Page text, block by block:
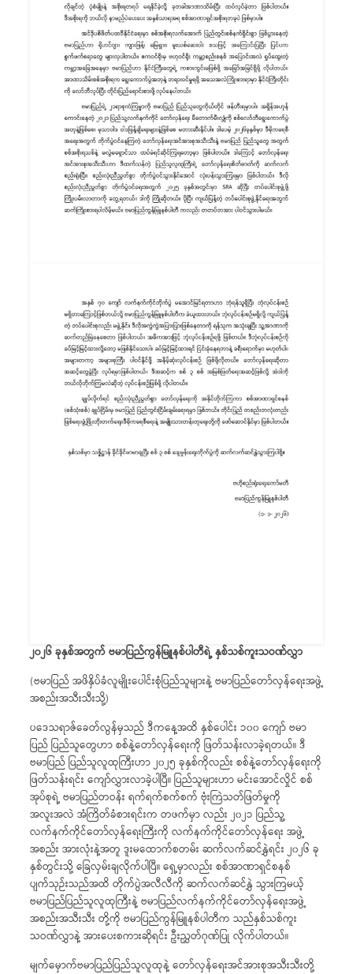
၂၀၂၆ ခုနှစ်အတွက် ဗမာပြည်ကွန်မြူနစ်ပါတီရဲ့ နှစ်သစ်ကူးသဝဏ်လွှာ
(ဗမာပြည် အဖိနှိပ်ခံလူမျိုးပေါင်းစုံပြည်သူများနဲ့ ဗမာပြည်တော်လှန်ရေးအဖွဲ့
အစည်းအသီးသီးသို့)
ပဒေသရာဇ်ခေတ်လွန်မှသည် ဒီကနေ့အထိ နှစ်ပေါင်း ၁၀၀ ကျော် ဗမာ
ပြည် ပြည်သူတွေဟာ စစ်နဲ့တော်လှန်ရေးကို ဖြတ်သန်းလာခဲ့ရတယ်။ ဒီ
ဗမာပြည် ပြည်သူလူထုကြီးဟာ ၂၀၂၅ ခုနှစ်ကိုလည်း စစ်နဲ့တော်လှန်ရေးကို
ဖြတ်သန်းရင်း ကျော်လွှားလာခဲ့ပါပြီ။ ပြည်သူများဟာ မင်းအောင်လှိုင် စစ်
အုပ်စုရဲ့ ဗမာပြည်တဝန်း ရက်ရက်စက်စက် ဗုံးကြဲသတ်ဖြတ်မှုကို
အလူးအလဲ အံကြိတ်ခံစားရင်းက တဖက်မှာ လည်း ၂၀၂၁ ပြည်သူ့
လက်နက်ကိုင်တော်လှန်ရေးကြီးကို လက်နက်ကိုင်တော်လှန်ရေး အဖွဲ့
အစည်း အားလုံးနဲ့အတူ ဒူးမထောက်စတမ်း ဆက်လက်ဆင်နွှဲရင်း ၂၀၂၆ ခု
နှစ်တွင်းသို့ ခြေလှမ်းချလိုက်ပါပြီ။ ရှေ့မှာလည်း စစ်အာဏာရှင်စနစ်
ပျက်သုဉ်းသည်အထိ တိုက်ပွဲအလီလီကို ဆက်လက်ဆင်နွှဲ သွားကြမယ့်
ဗမာပြည်ပြည်သူလူထုကြီးနဲ့ ဗမာပြည်လက်နက်ကိုင်တော်လှန်ရေးအဖွဲ့
အစည်းအသီးသီး တို့ကို ဗမာပြည်ကွန်မြူနစ်ပါတီက သည်နှစ်သစ်ကူး
သဝဏ်လွှာနဲ့ အားပေးစကားဆိုရင်း ဦးညွှတ်ဂုဏ်ပြု လိုက်ပါတယ်။
မျက်မှောက်ဗမာပြည်ပြည်သူလူထုနဲ့ တော်လှန်ရေးအင်အားစုအသီးသီးတို့